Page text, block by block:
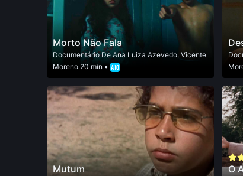
Morto Não Fala
DocumentárioDe Ana Luiza Azevedo, Vicente
Moreno20 min •
Mutum O